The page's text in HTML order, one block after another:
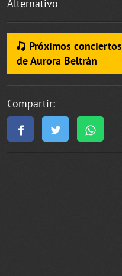
Alternativo
Próximos conciertos
de Aurora Beltrán
Compartir: